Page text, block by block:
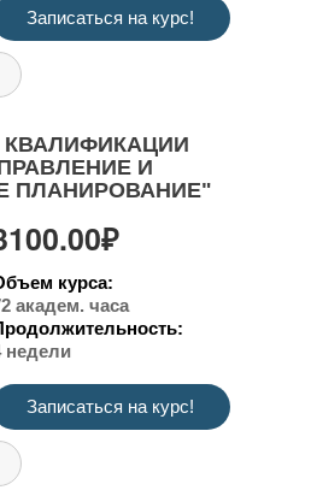
Записаться на курс!
И
ПЛАНИРОВАНИЕ"
курса:
академ. часа
недели
Записаться на курс!